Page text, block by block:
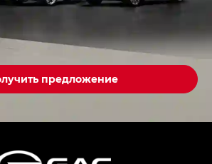
предложение